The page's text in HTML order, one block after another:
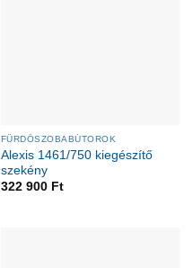
FÜRDŐSZOBABÚTOROK
Alexis 1461/750 kiegészítő
szekény
322 900 Ft